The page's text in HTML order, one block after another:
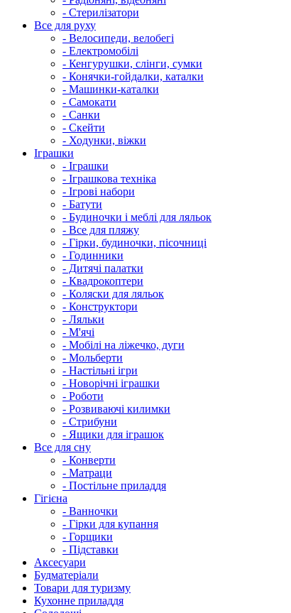
- Стерилізатори
Все для руху
- Велосипеди, велобегі
- Електромобілі
- Кенгурушки, слінги, сумки
- Конячки-гойдалки, каталки
- Машинки-каталки
- Самокати
- Санки
- Скейти
- Ходунки, віжки
Іграшки
- Іграшки
- Іграшкова техніка
- Ігрові набори
- Батути
- Будиночки і меблі для ляльок
- Все для пляжу
- Гірки, будиночки, пісочниці
- Годинники
- Дитячі палатки
- Квадрокоптери
- Коляски для ляльок
- Конструктори
- Ляльки
- М'ячі
- Мобілі на ліжечко, дуги
- Мольберти
- Настільні ігри
- Новорічні іграшки
- Роботи
- Розвиваючі килимки
- Стрибуни
- Ящики для іграшок
Все для сну
- Конверти
- Матраци
- Постільне приладдя
Гігієна
- Ванночки
- Гірки для купання
- Горщики
- Підставки
Аксесуари
Будматеріали
Товари для туризму
Кухонне приладдя